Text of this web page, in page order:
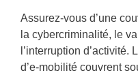
Assurez-vous d’une
la cybercriminalité, le
l’interruption
d’e-mobilité couvrent